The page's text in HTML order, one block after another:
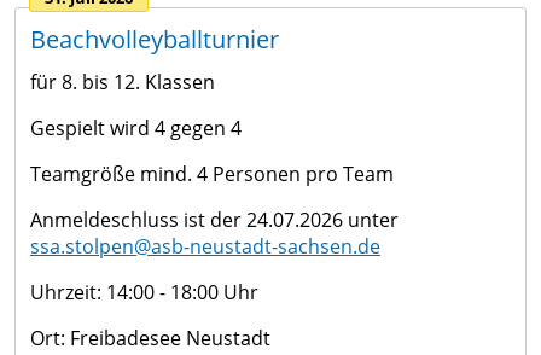
Beachvolleyballturnier
für 8. bis 12. Klassen
Gespielt wird 4 gegen 4
Teamgröße mind. 4 Personen pro Team
Anmeldeschluss ist der 24.07.2026 unter
ssa.stolpen@asb-neustadt-sachsen.de
Uhrzeit: 14:00 - 18:00 Uhr
Ort: Freibadesee Neustadt